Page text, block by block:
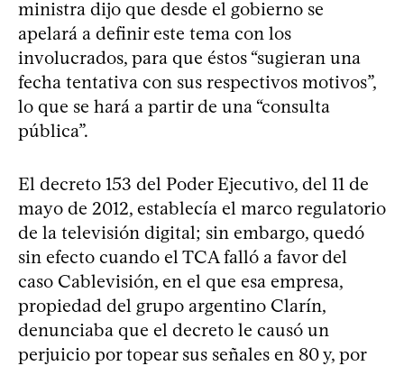
ministra dijo que desde el gobierno se
apelará a definir este tema con los
involucrados, para que éstos “sugieran una
fecha tentativa con sus respectivos motivos”,
lo que se hará a partir de una “consulta
pública”.
El decreto 153 del Poder Ejecutivo, del 11 de
mayo de 2012, establecía el marco regulatorio
de la televisión digital; sin embargo, quedó
sin efecto cuando el TCA falló a favor del
caso Cablevisión, en el que esa empresa,
propiedad del grupo argentino Clarín,
denunciaba que el decreto le causó un
perjuicio por topear sus señales en 80 y, por